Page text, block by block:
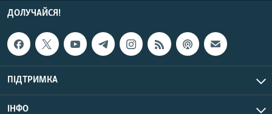
ДОЛУЧАЙСЯ!
ПІДТРИМКА
ІНФО